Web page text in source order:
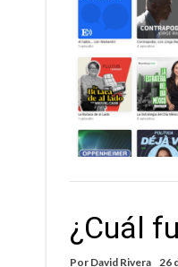
¿Cuál
Por David Rivera 26